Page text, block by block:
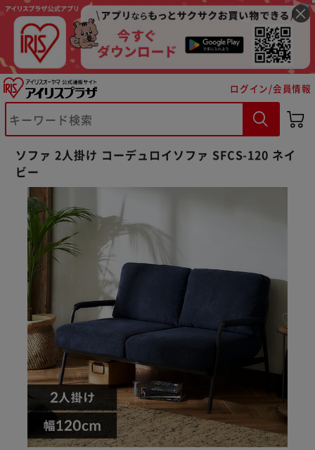
ログイン/会員情報
ソファ 2人掛け コーデュロイソファ SFCS-120 ネイ
ビー